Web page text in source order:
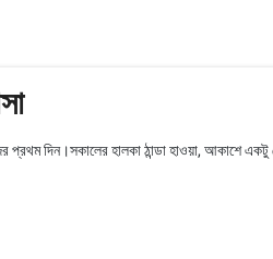
প্রথম দিন।সকালের হালকা ঠান্ডা হাওয়া, আকাশে